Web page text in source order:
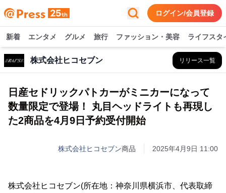
ログイン/会員登録
新着 エンタメ グルメ 旅行 ファッション・美容 ライフスタ
株式会社ヒコセブン リリース一覧
日産セドリックパトカーがミニカーになって
数量限定で登場！ 丸目ヘッドライトも再現し
た2商品を4月9日予約受付開始
株式会社ヒコセブン商品 2025年4月9日 11:00
株式会社ヒコセブン(所在地：神奈川県横浜市、代表取締